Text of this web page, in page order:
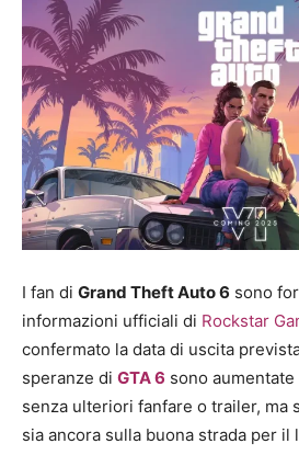
I fan di Grand Theft Auto 6 sono
informazioni ufficiali di Rockstar
confermato la data di uscita
speranze di GTA 6 sono aumentate
senza ulteriori fanfare o trailer, ma
sia ancora sulla buona strada per il